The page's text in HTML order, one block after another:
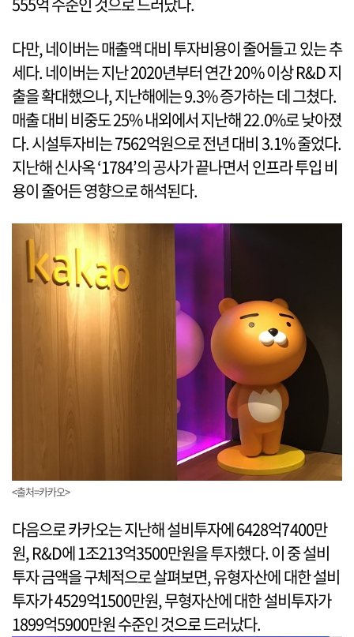
다만, 네이버는 매출액 대비 투자비용이 줄어들고 있는 추
세다. 네이버는 지난 2020년부터 연간 20% 이상 R&D 지
출을 확대했으나, 지난해에는 9.3% 증가하는 데 그쳤다.
매출 대비 비중도 25% 내외에서 지난해 22.0%로 낮아졌
다. 시설투자비는 7562억원으로 전년 대비 3.1% 줄었다.
지난해 신사옥 ‘1784’의 공사가 끝나면서 인프라 투입 비
용이 줄어든 영향으로 해석된다.
<출처=카카오>
다음으로 카카오는 지난해 설비투자에 6428억7400만
원, R&D에 1조213억3500만원을 투자했다. 이 중 설비
투자 금액을 구체적으로 살펴보면, 유형자산에 대한 설비
투자가 4529억1500만원, 무형자산에 대한 설비투자가
1899억5900만원 수준인 것으로 드러났다.